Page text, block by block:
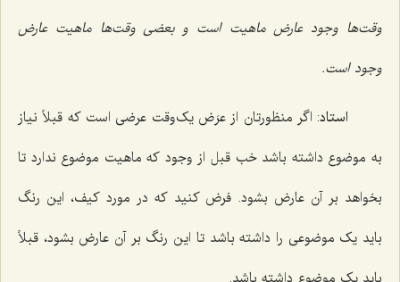
وقت‌ها وجود عارض ماهیت است و بعضى وقت‌ها ماهیت عارض
وجود است.
استاد: اگر منظورتان از عرَض یک‌وقت عرضى است که قبلاً نیاز
به موضوع داشته باشد خب قبل از وجود که ماهیت موضوع ندارد تا
بخواهد بر آن عارض بشود. فرض کنید که در مورد کیف، این رنگ
باید یک موضوعى را داشته باشد تا این رنگ بر آن عارض بشود، قبلاً